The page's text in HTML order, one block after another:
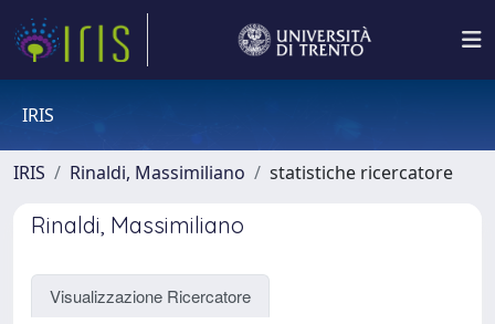
IRIS
IRIS Rinaldi, Massimiliano statistiche ricercatore
Rinaldi, Massimiliano
Visualizzazione Ricercatore